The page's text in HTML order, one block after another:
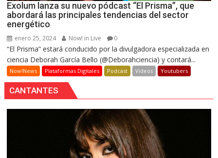
Exolum lanza su nuevo pódcast “El Prisma”, que
abordará las principales tendencias del sector
energético
enero 25, 2024 Now! in Live 0
“El Prisma” estará conducido por la divulgadora especializada en
ciencia Deborah García Bello (@Deborahciencia) y contará...
Now!News Plataformas Digitales Podcast Videos Youtubers
CANTANTES